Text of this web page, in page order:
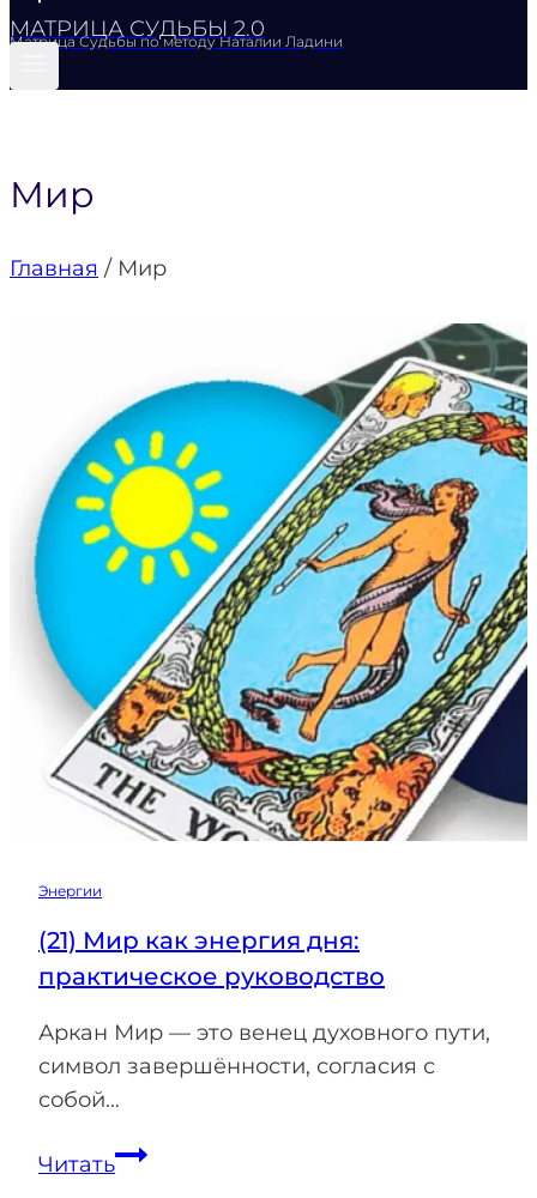
МАТРИЦА СУДЬБЫ 2.0
Матрица Судьбы по методу Наталии Ладини
Мир
Главная / Мир
Энергии
(21) Мир как энергия дня:
практическое руководство
Аркан Мир — это венец духовного пути,
символ завершённости, согласия с
собой…
Читать(21)